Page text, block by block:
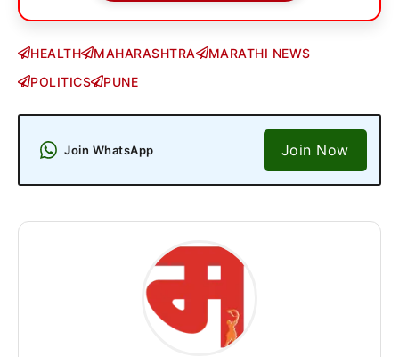
HEALTH MAHARASHTRA
MARATHI NEWS
POLITICS
PUNE
Join WhatsApp Join Now